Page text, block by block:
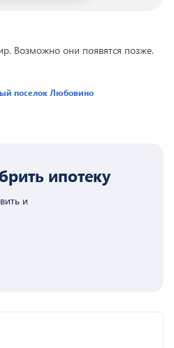
Возможно они появятся позже.
поселок Любовино
ипотеку
и